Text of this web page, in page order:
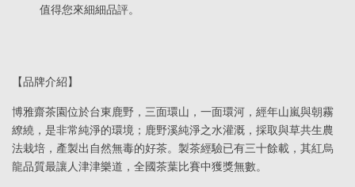
值得您來細細品評。
【品牌介紹】
博雅齋茶園位於台東鹿野，三面環山，一面環河，經年山嵐與朝霧
繚繞，是非常純淨的環境；鹿野溪純淨之水灌溉，採取與草共生農
法栽培，產製出自然無毒的好茶。製茶經驗已有三十餘載，其紅烏
龍品質最讓人津津樂道，全國茶葉比賽中獲獎無數。